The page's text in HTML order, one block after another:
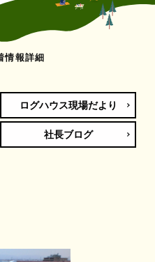
情報詳細
ログハウス現場だより
社長ブログ